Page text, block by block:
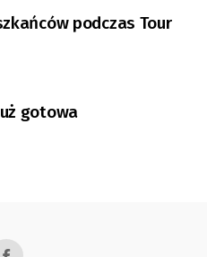
podczas Tour
gotowa